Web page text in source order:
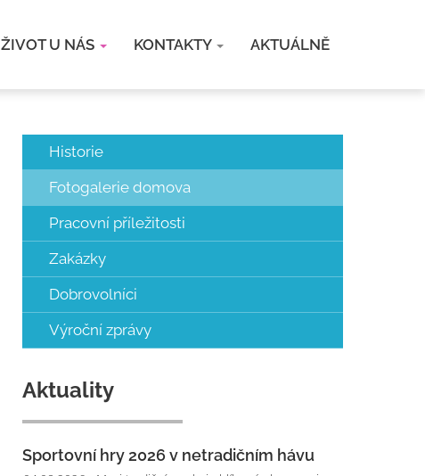
ŽIVOT U NÁS KONTAKTY AKTUÁLNĚ
Historie
Fotogalerie domova
Pracovní příležitosti
Zakázky
Dobrovolníci
Výroční zprávy
Aktuality
Sportovní hry 2026 v netradičním hávu